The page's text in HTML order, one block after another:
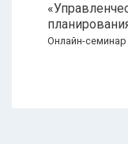
Онлайн-семинар